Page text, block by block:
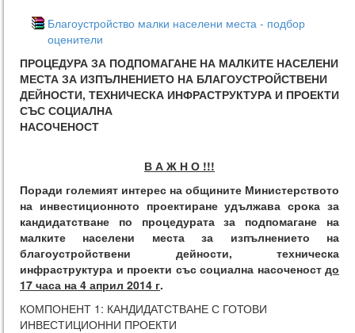
Благоустройство малки населени места - подбор
оценители
ПРОЦЕДУРА ЗА ПОДПОМАГАНЕ НА МАЛКИТЕ НАСЕЛЕНИ
МЕСТА ЗА ИЗПЪЛНЕНИЕТО НА БЛАГОУСТРОЙСТВЕНИ
ДЕЙНОСТИ, ТЕХНИЧЕСКА ИНФРАСТРУКТУРА И ПРОЕКТИ
СЪС СОЦИАЛНА
НАСОЧЕНОСТ
В А Ж Н О !!!
Поради големият интерес на общините Министерството
на инвестиционното проектиране удължава срока за
кандидатстване по процедурата за подпомагане на
малките населени местаза изпълнението на
благоустройствени дейности, техническа
инфраструктура и проекти със социална насоченост до
17 часа на 4 април 2014 г.
КОМПОНЕНТ 1: КАНДИДАТСТВАНЕ С ГОТОВИ
ИНВЕСТИЦИОННИ ПРОЕКТИ